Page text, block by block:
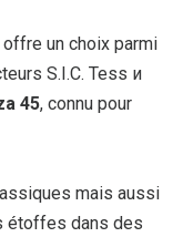
un choix parmi
S.I.C. Tess и
45, connu pour
mais aussi
étoffes dans des